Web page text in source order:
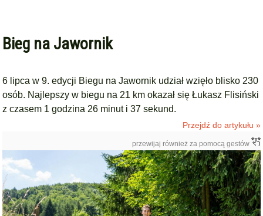
Bieg na Jawornik
6 lipca w 9. edycji Biegu na Jawornik udział wzięło blisko 230
osób. Najlepszy w biegu na 21 km okazał się Łukasz Flisiński
z czasem 1 godzina 26 minut i 37 sekund.
Przejdź do artykułu »
przewijaj również za pomocą gestów